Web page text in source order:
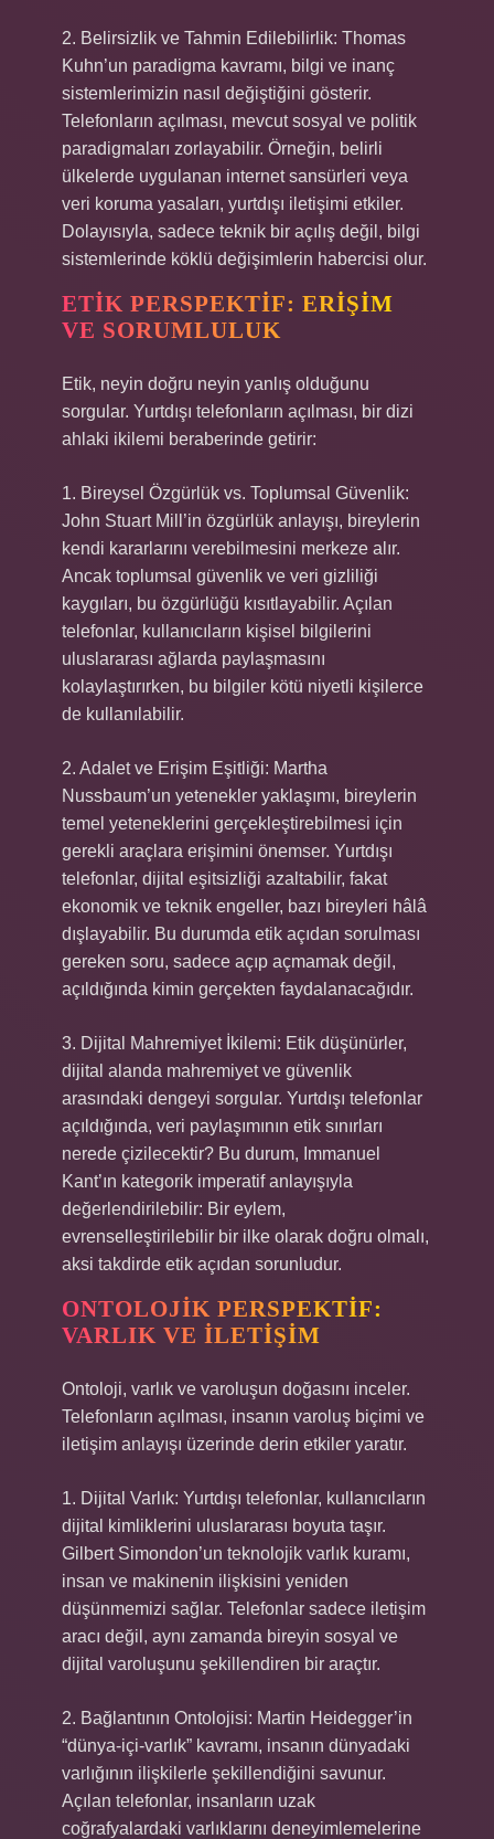
2. Belirsizlik ve Tahmin Edilebilirlik: Thomas
Kuhn’un paradigma kavramı, bilgi ve inanç
sistemlerimizin nasıl değiştiğini gösterir.
Telefonların açılması, mevcut sosyal ve politik
paradigmaları zorlayabilir. Örneğin, belirli
ülkelerde uygulanan internet sansürleri veya
veri koruma yasaları, yurtdışı iletişimi etkiler.
Dolayısıyla, sadece teknik bir açılış değil, bilgi
sistemlerinde köklü değişimlerin habercisi olur.
ETIK PERSPEKTIF: ERIŞIM
VE SORUMLULUK
Etik, neyin doğru neyin yanlış olduğunu
sorgular. Yurtdışı telefonların açılması, bir dizi
ahlaki ikilemi beraberinde getirir:
1. Bireysel Özgürlük vs. Toplumsal Güvenlik:
John Stuart Mill’in özgürlük anlayışı, bireylerin
kendi kararlarını verebilmesini merkeze alır.
Ancak toplumsal güvenlik ve veri gizliliği
kaygıları, bu özgürlüğü kısıtlayabilir. Açılan
telefonlar, kullanıcıların kişisel bilgilerini
uluslararası ağlarda paylaşmasını
kolaylaştırırken, bu bilgiler kötü niyetli kişilerce
de kullanılabilir.
2. Adalet ve Erişim Eşitliği: Martha
Nussbaum’un yetenekler yaklaşımı, bireylerin
temel yeteneklerini gerçekleştirebilmesi için
gerekli araçlara erişimini önemser. Yurtdışı
telefonlar, dijital eşitsizliği azaltabilir, fakat
ekonomik ve teknik engeller, bazı bireyleri hâlâ
dışlayabilir. Bu durumda etik açıdan sorulması
gereken soru, sadece açıp açmamak değil,
açıldığında kimin gerçekten faydalanacağıdır.
3. Dijital Mahremiyet İkilemi: Etik düşünürler,
dijital alanda mahremiyet ve güvenlik
arasındaki dengeyi sorgular. Yurtdışı telefonlar
açıldığında, veri paylaşımının etik sınırları
nerede çizilecektir? Bu durum, Immanuel
Kant’ın kategorik imperatif anlayışıyla
değerlendirilebilir: Bir eylem,
evrenselleştirilebilir bir ilke olarak doğru olmalı,
aksi takdirde etik açıdan sorunludur.
ONTOLOJIK PERSPEKTIF:
VARLIK VE İLETIŞIM
Ontoloji, varlık ve varoluşun doğasını inceler.
Telefonların açılması, insanın varoluş biçimi ve
iletişim anlayışı üzerinde derin etkiler yaratır.
1. Dijital Varlık: Yurtdışı telefonlar, kullanıcıların
dijital kimliklerini uluslararası boyuta taşır.
Gilbert Simondon’un teknolojik varlık kuramı,
insan ve makinenin ilişkisini yeniden
düşünmemizi sağlar. Telefonlar sadece iletişim
aracı değil, aynı zamanda bireyin sosyal ve
dijital varoluşunu şekillendiren bir araçtır.
2. Bağlantının Ontolojisi: Martin Heidegger’in
“dünya-içi-varlık” kavramı, insanın dünyadaki
varlığının ilişkilerle şekillendiğini savunur.
Açılan telefonlar, insanların uzak
coğrafyalardaki varlıklarını deneyimlemelerine